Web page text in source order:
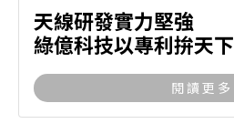
天線研發實力堅強
綠億科技以專利拚天下
閱 讀 更 多